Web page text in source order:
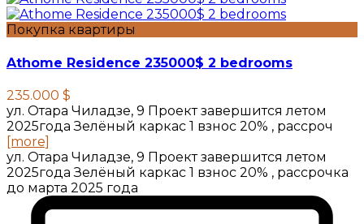
Покупка квартиры
Athome Residence 235000$ 2 bedrooms
235.000 $
ул. Отара Чиладзе, 9 Проект завершится летом
2025года Зелёный каркас 1 взнос 20% , рассроч
[more]
ул. Отара Чиладзе, 9 Проект завершится летом
2025года Зелёный каркас 1 взнос 20% , рассрочка
до марта 2025 года